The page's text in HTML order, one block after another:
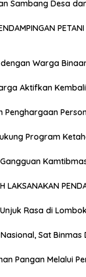
Sambang Desa
Warga
Aktifkan
Program
LAKSANAKAN
Rasa di
Sat
Pangan Melalui